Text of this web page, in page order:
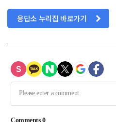
응답소 누리집 바로가기